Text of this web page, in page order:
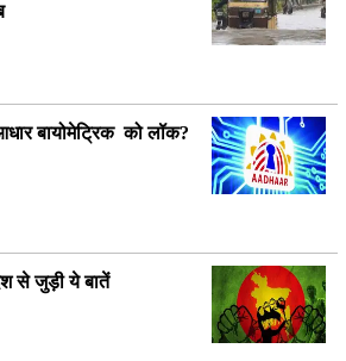
बायोमेट्रिक को लॉक?
से जुड़ी ये बातें